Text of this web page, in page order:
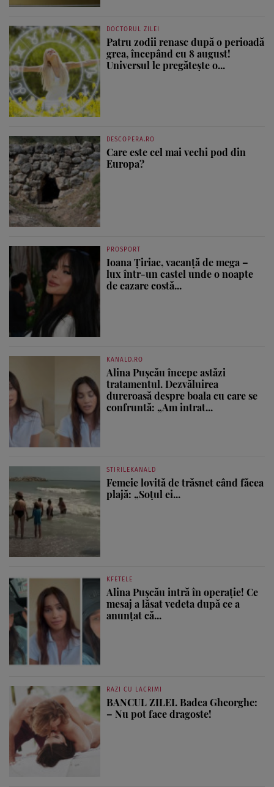
DOCTORUL ZILEI
Patru zodii renasc după o perioadă
grea, începând cu 8 august!
Universul le pregătește o...
DESCOPERA.RO
Care este cel mai vechi pod din
Europa?
PROSPORT
Ioana Țiriac, vacanță de mega –
lux într-un castel unde o noapte
de cazare costă...
KANALD.RO
Alina Pușcău începe astăzi
tratamentul. Dezvăluirea
dureroasă despre boala cu care se
confruntă: „Am intrat...
STIRILEKANALD
Femeie lovită de trăsnet când făcea
plajă: „Soțul ei...
KFETELE
Alina Pușcău intră în operație! Ce
mesaj a lăsat vedeta după ce a
anunțat că...
RAZI CU LACRIMI
BANCUL ZILEI. Badea Gheorghe:
– Nu pot face dragoste!